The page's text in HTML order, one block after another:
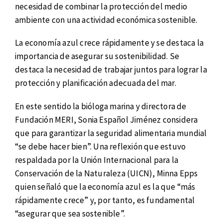
necesidad de combinar la protección del medio
ambiente con una actividad económica sostenible.
La economía azul crece rápidamente y se destaca la
importancia de asegurar su sostenibilidad. Se
destaca la necesidad de trabajar juntos para lograr la
protección y planificación adecuada del mar.
En este sentido la bióloga marina y directora de
Fundación MERI, Sonia Español Jiménez considera
que para garantizar la seguridad alimentaria mundial
“se debe hacer bien”. Una reflexión que estuvo
respaldada por la Unión Internacional para la
Conservación de la Naturaleza (UICN), Minna Epps
quien señaló que la economía azul es la que “más
rápidamente crece” y, por tanto, es fundamental
“asegurar que sea sostenible”.